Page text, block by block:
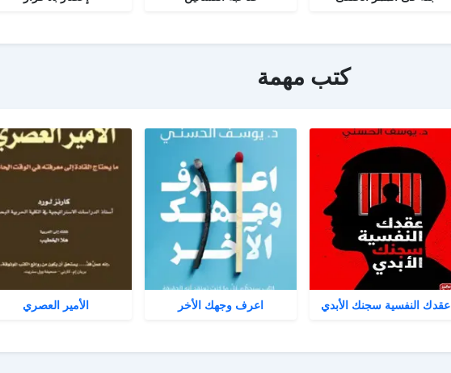
كتب مهمة
عقدك النفسية سجنك الأبدي اعرف وجهك الأخر الأمير العصري